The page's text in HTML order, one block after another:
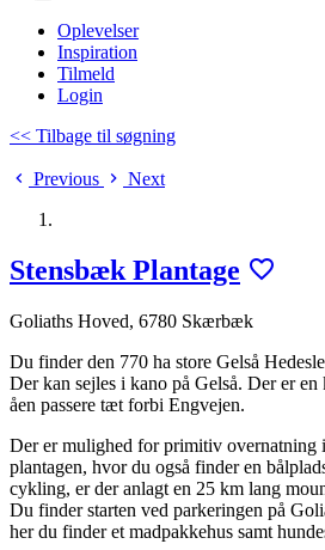
Oplevelser
Inspiration
Tilmeld
Login
<< Tilbage til søgning
Previous Next
Stensbæk Plantage
Goliaths Hoved, 6780 Skærbæk
Du finder den 770 ha store Gelså
Der kan sejles i kano på Gelså. Der er en
åen passere tæt forbi Engvejen.
Der er mulighed for primitiv overnatning
plantagen, hvor du også finder en
cykling, er der anlagt en 25 km lang
Du finder starten ved parkeringen på
her du finder et madpakkehus samt